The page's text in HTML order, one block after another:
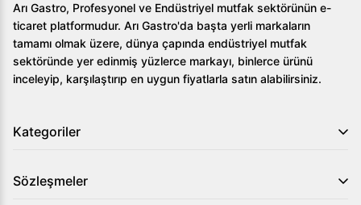
Arı Gastro, Profesyonel ve Endüstriyel mutfak sektörünün e-
ticaret platformudur. Arı Gastro'da başta yerli markaların
tamamı olmak üzere, dünya çapında endüstriyel mutfak
sektöründe yer edinmiş yüzlerce markayı, binlerce ürünü
inceleyip, karşılaştırıp en uygun fiyatlarla satın alabilirsiniz.
Kategoriler
Sözleşmeler